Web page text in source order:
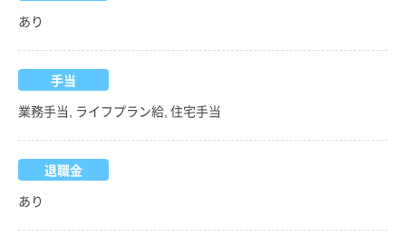
あり
手当
業務手当, ライフプラン給, 住宅手当
退職金
あり